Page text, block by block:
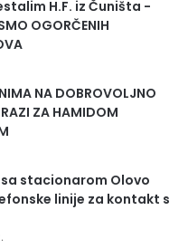
H.F. iz Čuništa -
OGORČENIH
NA DOBROVOLJNO
ZA HAMIDOM
stacionarom Olovo
linije za kontakt s